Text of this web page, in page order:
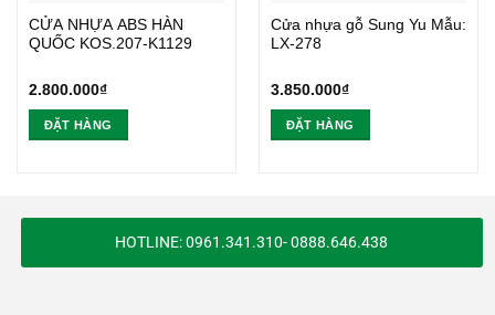
CỬA NHỰA ABS HÀN
QUỐC KOS.207-K1129
2.800.000₫
ĐẶT HÀNG
Cửa nhựa gỗ Sung Yu Mẫu:
LX-278
3.850.000₫
ĐẶT HÀNG
HOTLINE: 0961.341.310- 0888.646.438